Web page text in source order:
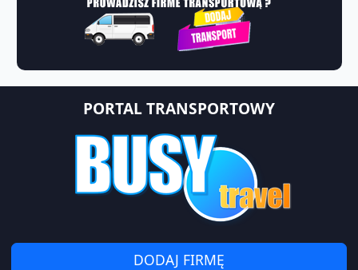
PORTAL TRANSPORTOWY
DODAJ FIRMĘ